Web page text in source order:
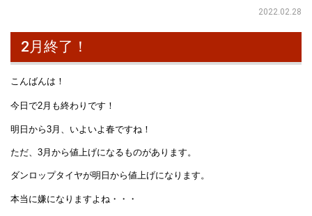
2022.02.28
2月終了！
こんばんは！
今日で2月も終わりです！
明日から3月、いよいよ春ですね！
ただ、3月から値上げになるものがあります。
ダンロップタイヤが明日から値上げになります。
本当に嫌になりますよね・・・